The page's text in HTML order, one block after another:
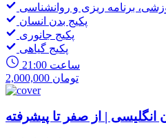
برنامه ریزی و روانشناسی
پکیج بدن انسان
پکیج جانوری
پکیج گیاهی
21:00 ساعت
2,000,000 تومان
| از صفر تا پیشرفته